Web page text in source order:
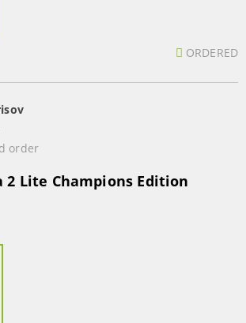
ORDERED
order
2 Lite Champions Edition